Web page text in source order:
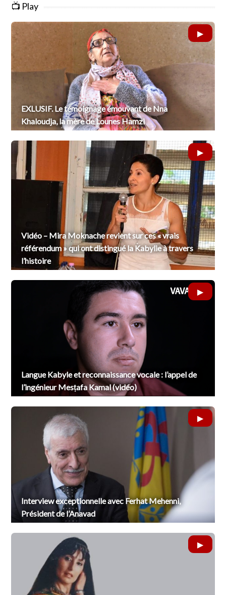
📺 Play
EXLUSIF. Le témoignage émouvant de Nna
Khaloudja, la mère de Lounes Hamzi
Vidéo – Mira Moknache revient sur ces « vrais
référendum » qui ont distingué la Kabylie à travers
l’histoire
Langue Kabyle et reconnaissance vocale : l’appel de
l’ingénieur Mesṭafa Kamal (vidéo)
Interview exceptionnelle avec Ferhat Mehenni,
Président de l’Anavad